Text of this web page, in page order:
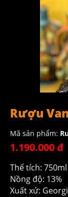
Rượu
Mã sản phẩm:
1.190.000 đ
Thể tích: 750ml
Nồng độ: 13%
Xuất xứ: